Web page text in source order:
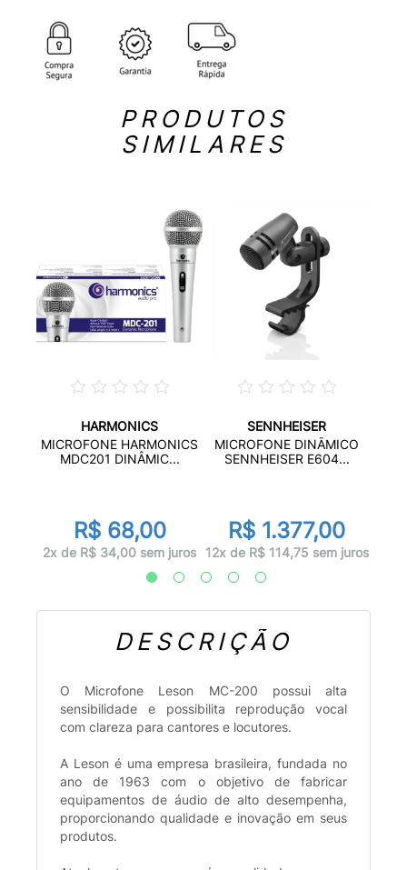
PRODUTOS
SIMILARES
HARMONICS
MICROFONE HARMONICS
MDC201 DINÂMIC...
R$ 68,00
2x de R$ 34,00 sem juros
SENNHEISER
MICROFONE DINÂMICO
SENNHEISER E604...
R$ 1.377,00
12x de R$ 114,75 sem juros
DESCRIÇÃO
O Microfone Leson MC-200 possui alta
sensibilidade e possibilita reprodução vocal
com clareza para cantores e locutores.
A Leson é uma empresa brasileira, fundada no
ano de 1963 com o objetivo de fabricar
equipamentos de áudio de alto desempenha,
proporcionando qualidade e inovação em seus
produtos.